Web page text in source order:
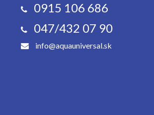
0915 106 686
047/432 07 90
info@aquauniversal.sk